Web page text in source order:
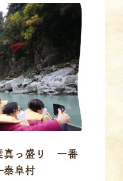
真っ盛り 一番
阜村